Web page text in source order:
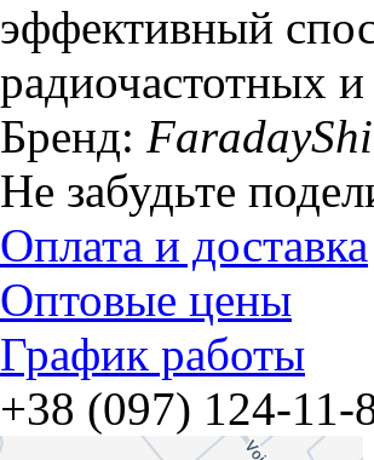
эффективный
радиочастотных
Бренд:
Не забудьте
Оплата и доставка
Оптовые цены
График работы
+38 (097) 124-11-